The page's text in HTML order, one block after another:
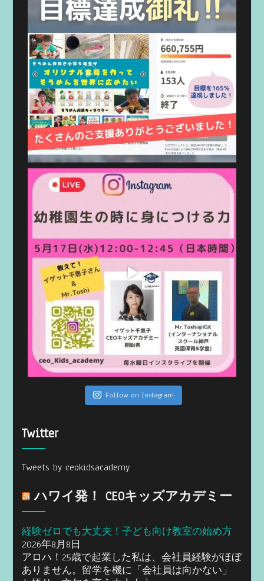
Follow on Instagram
Twitter
Tweets by ceokidsacademy
ハワイ発！ CEOキッズアカデミー
経験ゼロでも大丈夫！子ども向け教室の始め方
2026年8月8日
アロハ！25歳で起業した私は、会社員経験がほぼ
ありません。留学を機に「会社員は向かない」